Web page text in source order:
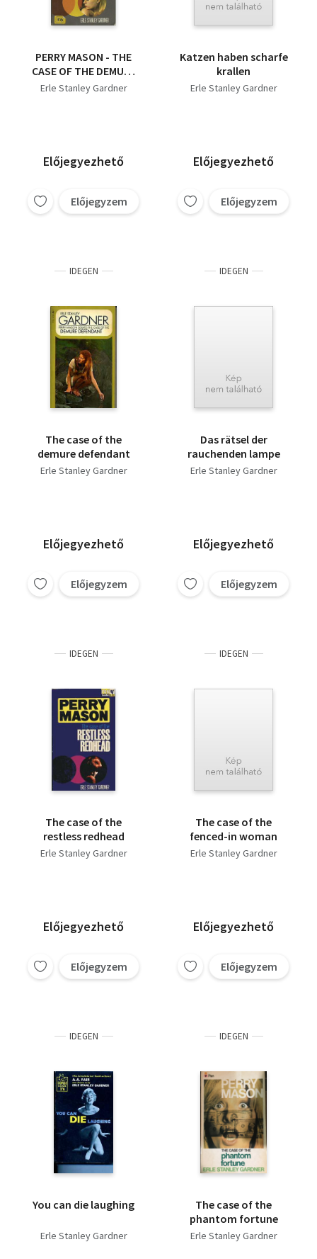
PERRY MASON - THE
CASE OF THE DEMURE
DEFENDEANT
Erle Stanley Gardner
Előjegyezhető
Előjegyzem
Katzen haben scharfe
krallen
Erle Stanley Gardner
Előjegyezhető
Előjegyzem
IDEGEN
The case of the
demure defendant
Erle Stanley Gardner
Előjegyezhető
Előjegyzem
IDEGEN
Das rätsel der
rauchenden lampe
Erle Stanley Gardner
Előjegyezhető
Előjegyzem
IDEGEN
The case of the
restless redhead
Erle Stanley Gardner
Előjegyezhető
Előjegyzem
IDEGEN
The case of the
fenced-in woman
Erle Stanley Gardner
Előjegyezhető
Előjegyzem
IDEGEN
You can die laughing
Erle Stanley Gardner
IDEGEN
The case of the
phantom fortune
Erle Stanley Gardner